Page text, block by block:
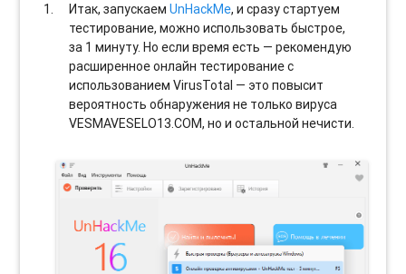
Итак, запускаемUnHackMe, и сразу стартуем
тестирование, можно использовать быстрое,
за 1 минуту. Но если время есть — рекомендую
расширенное онлайн тестирование с
использованием VirusTotal — это повысит
вероятность обнаружения не только вируса
VESMAVESELO13.COM, но и остальной нечисти.